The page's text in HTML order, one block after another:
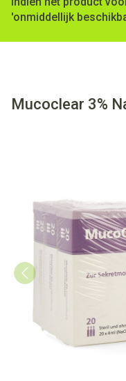
'onmiddellijk
Mucoclear 3%